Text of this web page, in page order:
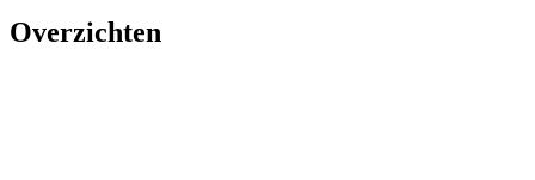
Overzichten